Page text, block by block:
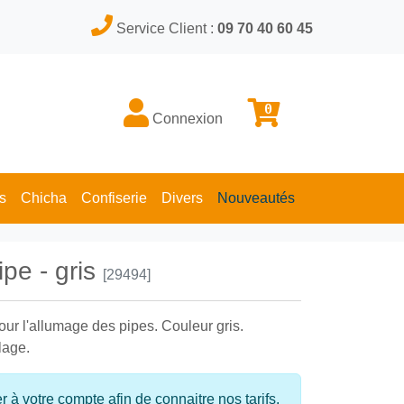
Service Client : 09 70 40 60 45
Connexion
0
Chicha Confiserie Divers Nouveautés
- gris [29494]
l'allumage des pipes. Couleur gris.
à votre compte afin de connaitre nos tarifs.